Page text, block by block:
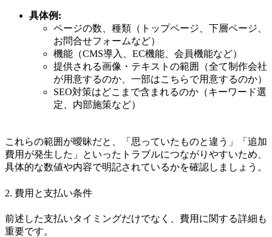
具体例:
ページの数、種類（トップページ、下層ページ、
お問合せフォームなど）
機能（CMS導入、EC機能、会員機能など）
提供される画像・テキストの範囲（全て制作会社
が用意するのか、一部はこちらで用意するのか）
SEO対策はどこまで含まれるのか（キーワード選
定、内部施策など）
これらの範囲が曖昧だと、「思っていたものと違う」「追加
費用が発生した」といったトラブルにつながりやすいため、
具体的な数値や内容で明記されているかを確認しましょう。
2. 費用と支払い条件
前述した支払いタイミングだけでなく、費用に関する詳細も
重要です。